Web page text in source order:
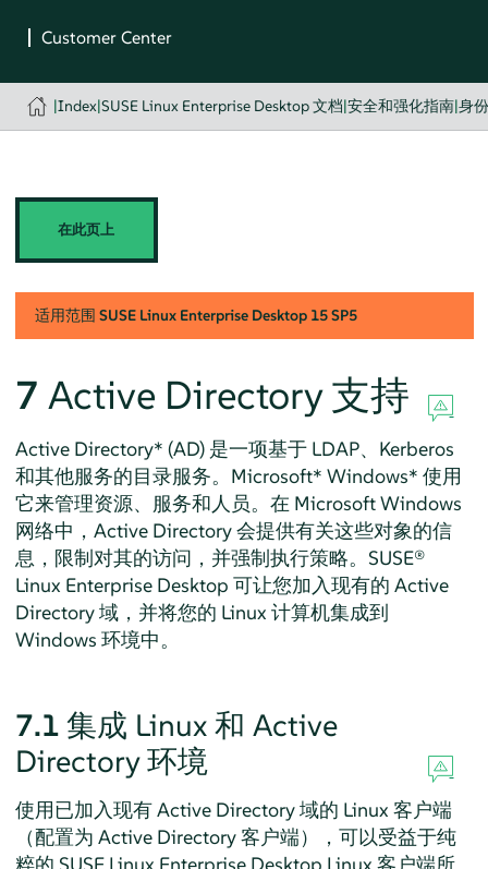
|Index|SUSE Linux Enterprise Desktop 文档|安全和强化指南|身
在此页上
适用范围 SUSE Linux Enterprise Desktop 15 SP5
7 Active Directory 支持
Active Directory* (AD) 是一项基于 LDAP、Kerberos
和其他服务的目录服务。Microsoft* Windows* 使用
它来管理资源、服务和人员。在 Microsoft Windows
网络中，Active Directory 会提供有关这些对象的信
息，限制对其的访问，并强制执行策略。 SUSE®
Linux Enterprise Desktop 可让您加入现有的 Active
Directory 域，并将您的 Linux 计算机集成到
Windows 环境中。
7.1 集成 Linux 和 Active
Directory 环境
使用已加入现有 Active Directory 域的 Linux 客户端
（配置为 Active Directory 客户端），可以受益于纯
粹的 SUSE Linux Enterprise Desktop Linux 客户端所